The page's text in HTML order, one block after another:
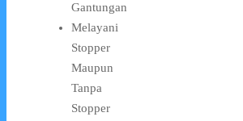
Gantungan
Melayani
Stopper
Maupun
Tanpa
Stopper